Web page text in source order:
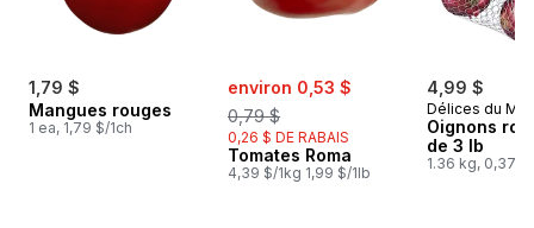
1,79 $
Mangues rouges
1 ea, 1,79 $/1ch
sale:
environ 0,53 $
, formerly:
0,79 $
0,26 $ DE RABAIS
Tomates Roma
4,39 $/1kg 1,99 $/1lb
4,99 $
Délices du
Oignons
de 3 lb
1.36 kg, 0,37